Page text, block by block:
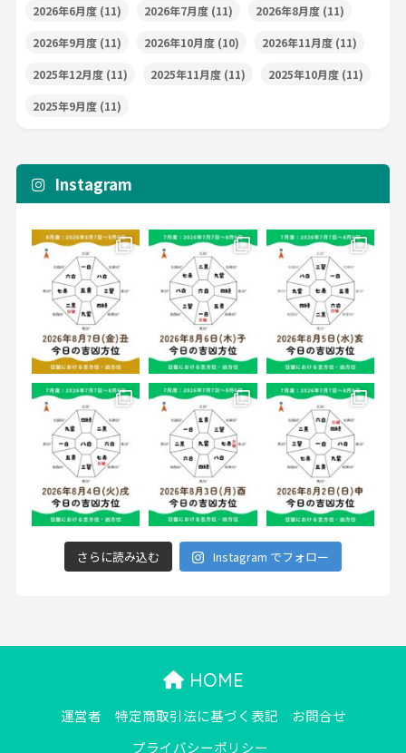
2026年6月度(11) 2026年7月度(11) 2026年8月度(11)
2026年9月度(11) 2026年10月度(10) 2026年11月度(11)
2025年12月度(11) 2025年11月度(11) 2025年10月度(11)
2025年9月度(11)
Instagram
さらに読み込む Instagram でフォロー
HOME
運営者 特定商取引法に基づく表記
お問合せ
プライバシーポリシー